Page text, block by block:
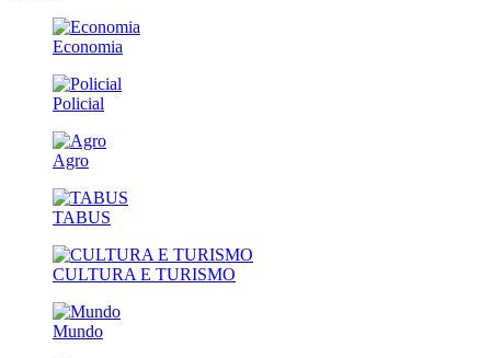
Economia
Policial
Agro
TABUS
CULTURA E TURISMO
Mundo